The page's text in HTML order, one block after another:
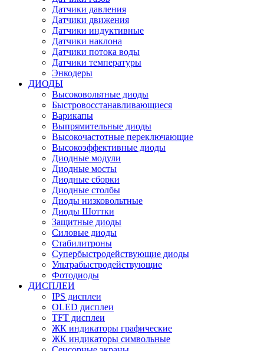
Датчики давления
Датчики движения
Датчики индуктивные
Датчики наклона
Датчики потока воды
Датчики температуры
Энкодеры
ДИОДЫ
Высоковольтные диоды
Быстровосстанавливающиеся
Варикапы
Выпрямительные диоды
Высокочастотные переключающие
Высокоэффективные диоды
Диодные модули
Диодные мосты
Диодные сборки
Диодные столбы
Диоды низковольтные
Диоды Шоттки
Защитные диоды
Силовые диоды
Стабилитроны
Супербыстродействующие диоды
Ультрабыстродействующие
Фотодиоды
ДИСПЛЕИ
IPS дисплеи
OLED дисплеи
TFT дисплеи
ЖК индикаторы графические
ЖК индикаторы символьные